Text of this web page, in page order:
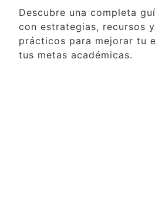
Descubre una completa
con estrategias, recursos
prácticos para mejorar tu
tus metas académicas.